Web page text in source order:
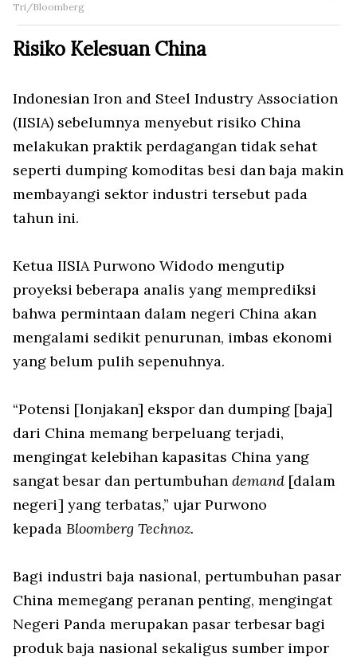
Tri/Bloomberg
Risiko Kelesuan China
Indonesian Iron and Steel Industry Association
(IISIA) sebelumnya menyebut risiko China
melakukan praktik perdagangan tidak sehat
seperti dumping komoditas besi dan baja makin
membayangi sektor industri tersebut pada
tahun ini.
Ketua IISIA Purwono Widodo mengutip
proyeksi beberapa analis yang memprediksi
bahwa permintaan dalam negeri China akan
mengalami sedikit penurunan, imbas ekonomi
yang belum pulih sepenuhnya.
“Potensi [lonjakan] ekspor dan dumping [baja]
dari China memang berpeluang terjadi,
mengingat kelebihan kapasitas China yang
sangat besar dan pertumbuhan demand [dalam
negeri] yang terbatas,” ujar Purwono
kepada Bloomberg Technoz.
Bagi industri baja nasional, pertumbuhan pasar
China memegang peranan penting, mengingat
Negeri Panda merupakan pasar terbesar bagi
produk baja nasional sekaligus sumber impor